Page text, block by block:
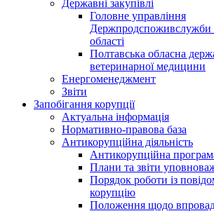
Державні закупівлі
Головне управління
Держпродспоживслужби
області
Полтавська обласна
ветеринарної медицини
Енергоменеджмент
Звіти
Запобігання корупції
Актуальна інформація
Нормативно-правова база
Антикорупційна діяльність
Антикорупційна
Плани та звіти
Порядок роботи із
корупцію
Положення щодо